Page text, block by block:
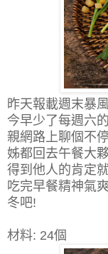
昨天報載週末暴
今早少了每週六
親網路上聊個不
姊都回去午餐大
得到他人的肯定
吃完早餐精神氣
冬吧!
材料: 24個